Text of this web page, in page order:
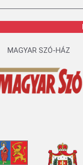
MAGYAR SZÓ-HÁZ